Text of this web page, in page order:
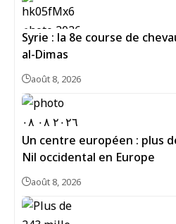
Syrie : la 8e course de
al-Dimas
août 8, 2026
Un centre européen : plus
Nil occidental en Europe
août 8, 2026